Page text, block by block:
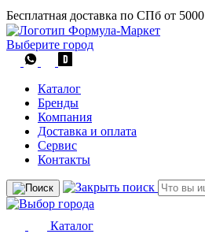
Бесплатная доставка по СПб от
Выберите город
Каталог
Бренды
Компания
Доставка и оплата
Сервис
Контакты
Каталог